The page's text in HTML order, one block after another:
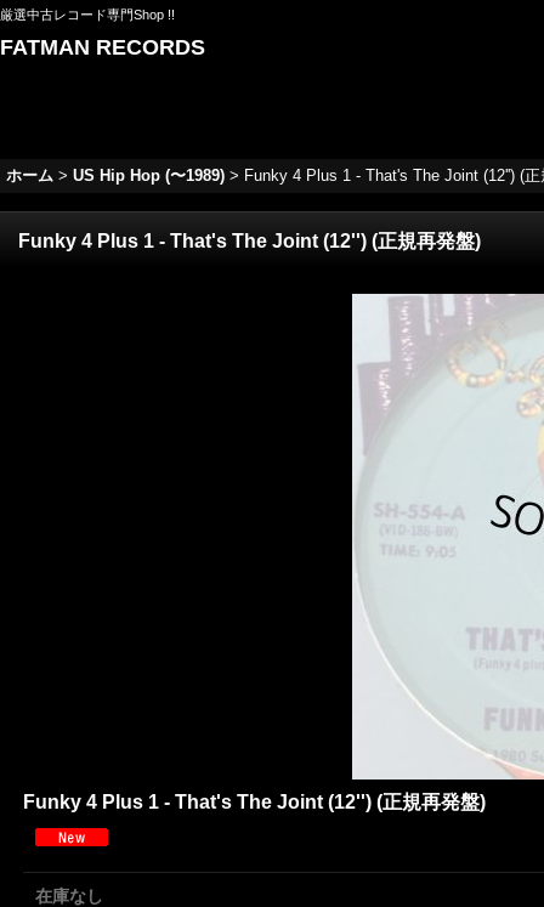
厳選中古レコード専門Shop !!
FATMAN RECORDS
ホーム > US Hip Hop (〜1989) > Funky 4 Plus 1 - That's The Joint (12'') (
Funky 4 Plus 1 - That's The Joint (12'') (正規再発盤)
Funky 4 Plus 1 - That's The Joint (12'') (正規再発盤)
在庫なし